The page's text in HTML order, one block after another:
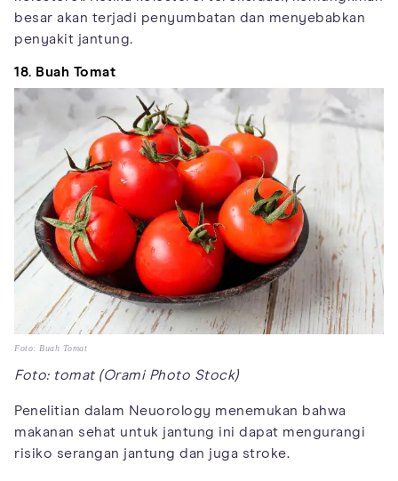
besar akan terjadi penyumbatan dan menyebabkan
penyakit jantung.
18. Buah Tomat
Foto: Buah Tomat
Foto: tomat (Orami Photo Stock)
Penelitian dalam Neuorology menemukan bahwa
makanan sehat untuk jantung ini dapat mengurangi
risiko serangan jantung dan juga stroke.